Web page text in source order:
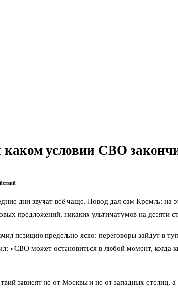
условии СВО
дни звучат всё чаще. Повод дал сам Кремль: на
предложений, никаких ультиматумов на десяти
позицию предельно ясно: переговоры зайдут в
«СВО может остановиться в любой момент, когда
зависят не от Москвы и не от западных